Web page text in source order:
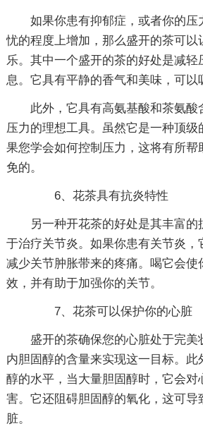
如果你患有抑郁症，或者你的压
忧的程度上增加，那么盛开的茶可以
乐。其中一个盛开的茶的好处是减轻
息。它具有平静的香气和美味，可以
此外，它具有高氨基酸和茶氨酸
压力的理想工具。虽然它是一种顶级
果您学会如何控制压力，这将有所帮
免的。
6、花茶具有抗炎特性
另一种开花茶的好处是其丰富的
于治疗关节炎。如果你患有关节炎，
减少关节肿胀带来的疼痛。喝它会使
效，并有助于加强你的关节。
7、花茶可以保护你的心脏
盛开的茶确保您的心脏处于完美
内胆固醇的含量来实现这一目标。此
醇的水平，当大量胆固醇时，它会对
害。它还阻碍胆固醇的氧化，这可导
脏。